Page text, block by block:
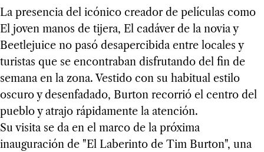
La presencia del icónico creador de películas como
El joven manos de tijera, El cadáver de la novia y
Beetlejuice no pasó desapercibida entre locales y
turistas que se encontraban disfrutando del fin de
semana en la zona. Vestido con su habitual estilo
oscuro y desenfadado, Burton recorrió el centro del
pueblo y atrajo rápidamente la atención.
Su visita se da en el marco de la próxima
inauguración de "El Laberinto de Tim Burton", una